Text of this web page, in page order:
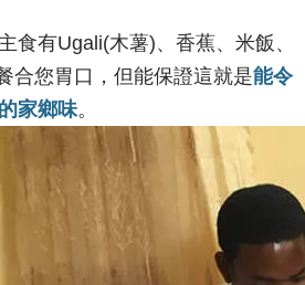
食有Ugali(木薯)、香蕉、米飯、
合您胃口，但能保證這就是能令
家鄉味。